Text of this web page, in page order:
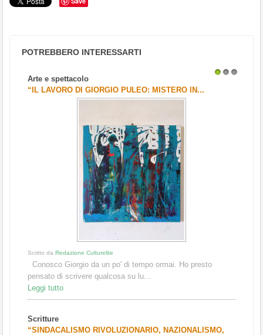
POTREBBERO INTERESSARTI
Arte e spettacolo
“IL LAVORO DI GIORGIO PULEO: MISTERO IN...
Scritto da Redazione Culturelite
Conosco Giorgio da un po' di tempo ormai. Ho presto
pensato di scrivere qualcosa su lu...
Leggi tutto
Scritture
“SINDACALISMO RIVOLUZIONARIO, NAZIONALISMO,